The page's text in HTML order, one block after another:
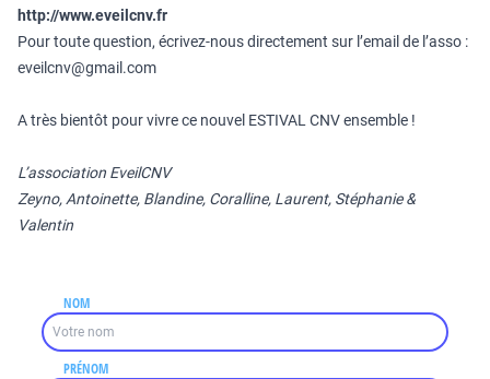
http://www.eveilcnv.fr
Pour toute question, écrivez-nous directement sur l’email de l’asso :
eveilcnv@gmail.com
A très bientôt pour vivre ce nouvel ESTIVAL CNV ensemble !
L’association EveilCNV
Zeyno, Antoinette, Blandine, Coralline, Laurent, Stéphanie &
Valentin
NOM
PRÉNOM